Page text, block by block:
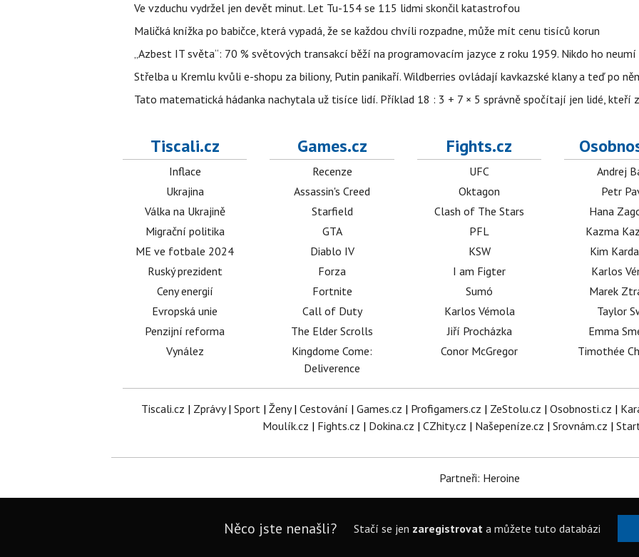
Ve vzduchu vydržel jen devět minut. Let Tu-154 se 115 lidmi skončil katastrofou
Maličká knížka po babičce, která vypadá, že se každou chvíli rozpadne, může mít cenu tisíců korun
„Azbest IT světa“: 70 % světových transakcí běží na programovacím jazyce z roku 1959. Nikdo ho
Střelba u Kremlu kvůli e-shopu za biliony, Putin panikaří. Wildberries ovládají kavkazské klany a teď po
Tato matematická hádanka nachytala už tisíce lidí. Příklad 18 : 3 + 7 × 5 správně spočítají jen lidé, kteří
Tiscali.cz
Inflace
Ukrajina
Válka na Ukrajině
Migrační politika
ME ve fotbale 2024
Ruský prezident
Ceny energií
Evropská unie
Penzijní reforma
Vynález
Games.cz
Recenze
Assassin's Creed
Starfield
GTA
Diablo IV
Forza
Fortnite
Call of Duty
The Elder Scrolls
Kingdome Come:
Deliverence
Fights.cz
UFC
Oktagon
Clash of The Stars
PFL
KSW
I am Figter
Sumó
Karlos Vémola
Jiří Procházka
Conor McGregor
Andrej
Petr
Hana
Kazma
Kim
Karlos
Marek
Taylor
Emma
Timothée
Tiscali.cz | Zprávy| Sport| Ženy| Cestování | Games.cz | Profigamers.cz | ZeStolu.cz | Osobnosti.cz |
Moulík.cz | Fights.cz | Dokina.cz | CZhity.cz | Našepeníze.cz | Srovnám.cz |
Partneři: Heroine
Něco jste nenašli? Stačí se jen zaregistrovata můžete tuto databázi